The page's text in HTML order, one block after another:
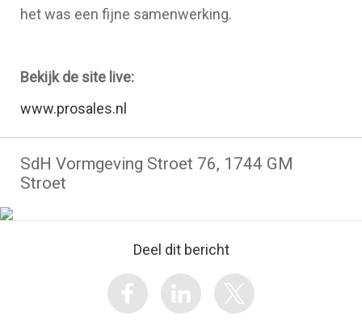
het was een fijne samenwerking.
Bekijk de site live:
www.prosales.nl
SdH Vormgeving Stroet 76, 1744 GM
Stroet
Deel dit bericht